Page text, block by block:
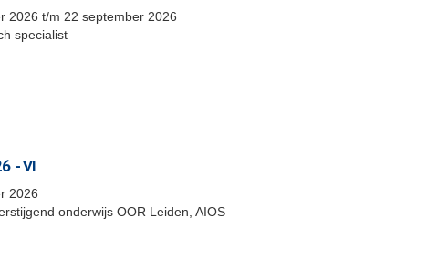
2026 t/m 22 september 2026
specialist
- VI
2026
onderwijs OOR Leiden, AIOS